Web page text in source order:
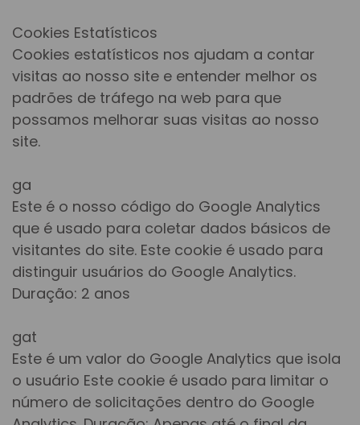
Cookies Estatísticos
Cookies estatísticos nos ajudam a contar
visitas ao nosso site e entender melhor os
padrões de tráfego na web para que
possamos melhorar suas visitas ao nosso
site.
ga
Este é o nosso código do Google Analytics
que é usado para coletar dados básicos de
visitantes do site. Este cookie é usado para
distinguir usuários do Google Analytics.
Duração: 2 anos
gat
Este é um valor do Google Analytics que isola
o usuário Este cookie é usado para limitar o
número de solicitações dentro do Google